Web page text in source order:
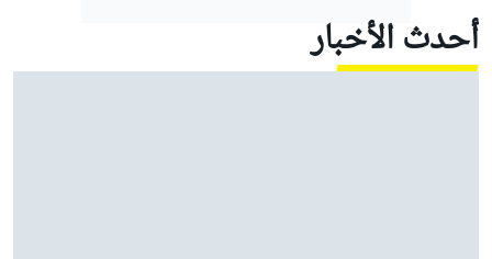
أحدث الأخبار